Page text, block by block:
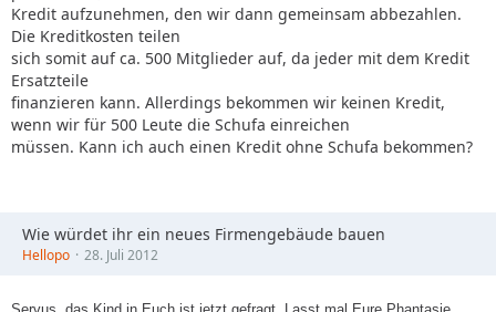
Kredit aufzunehmen, den wir dann gemeinsam abbezahlen.
Die Kreditkosten teilen
sich somit auf ca. 500 Mitglieder auf, da jeder mit dem Kredit
Ersatzteile
finanzieren kann. Allerdings bekommen wir keinen Kredit,
wenn wir für 500 Leute die Schufa einreichen
müssen. Kann ich auch einen Kredit ohne Schufa bekommen?
Wie würdet ihr ein neues Firmengebäude bauen
Hellopo 28. Juli 2012